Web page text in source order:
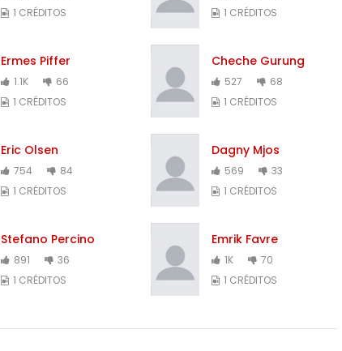
1 CRÉDITOS
1 CRÉDITOS
Ermes Piffer
1.1K
66
1 CRÉDITOS
Cheche Gurung
527
68
1 CRÉDITOS
Eric Olsen
754
84
1 CRÉDITOS
Dagny Mjos
569
33
1 CRÉDITOS
Stefano Percino
891
36
1 CRÉDITOS
Emrik Favre
1K
70
1 CRÉDITOS